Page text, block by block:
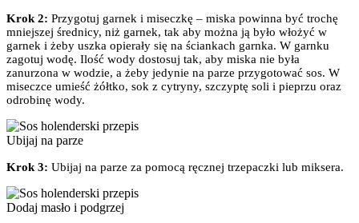
Krok 2: Przygotuj garnek i miseczkę – miska powinna być trochę
mniejszej średnicy, niż garnek, tak aby można ją było włożyć w
garnek i żeby uszka opierały się na ściankach garnka. W garnku
zagotuj wodę. Ilość wody dostosuj tak, aby miska nie była
zanurzona w wodzie, a żeby jedynie na parze przygotować sos. W
miseczce umieść żółtko, sok z cytryny, szczyptę soli i pieprzu oraz
odrobinę wody.
Ubijaj na parze
Krok 3: Ubijaj na parze za pomocą ręcznej trzepaczki lub miksera.
Dodaj masło i podgrzej